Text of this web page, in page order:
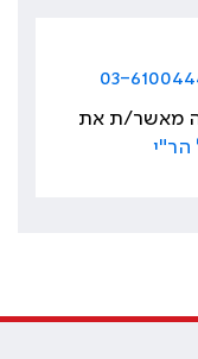
03-
ה מאשר/ת את
הר"י